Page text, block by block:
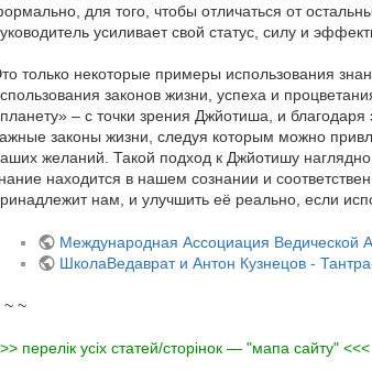
для того, чтобы отличаться от
усиливает свой статус, силу и
только некоторые примеры использования
законов жизни, успеха и
– с точки зрения Джйотиша, и благодаря
законы жизни, следуя которым можно
желаний. Такой подход к Джйотишу
находится в нашем сознании и
нам, и улучшить её реально, если
Международная Ассоциация Ведической
ШколаВедаврат и Антон Кузнецов -
~ ~
перелік усіх статей/сторінок — "мапа сайту" <<<